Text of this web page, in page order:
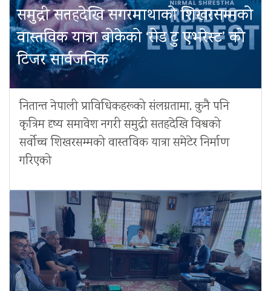
समुद्री सतहदेखि सगरमाथाको शिखरसम्मको
वास्तविक यात्रा बोकेको ‘रोड टु एभरेस्ट’ को
टिजर सार्वजनिक
नितान्त नेपाली प्राविधिकहरूको संलग्नतामा, कुनै पनि
कृत्रिम दृष्य समावेश नगरी समुद्री सतहदेखि विश्वको
सर्वोच्च शिखरसम्मको वास्तविक यात्रा समेटेर निर्माण
गरिएको